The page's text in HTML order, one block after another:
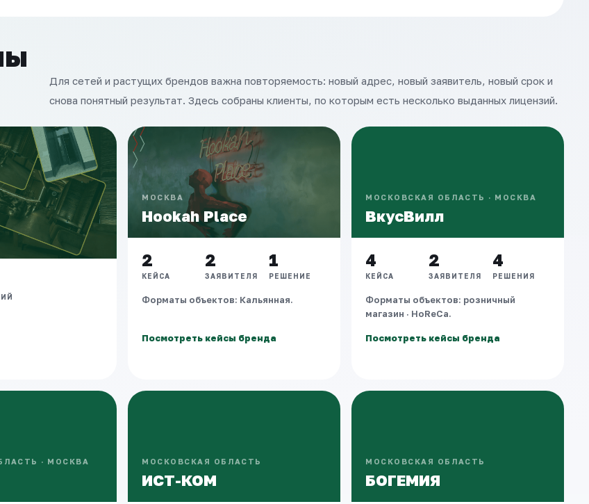
Для сетей и растущих брендов важна повторяемость: новый адрес, новый заявитель, новый срок и
снова понятный результат. Здесь собраны клиенты, по которым есть несколько выданных лицензий.
МОСКВА
Hookah Place
2
КЕЙСА
2
ЗАЯВИТЕЛЯ
1
РЕШЕНИЕ
Форматы объектов: Кальянная.
Посмотреть кейсы бренда
МОСКОВСКАЯ ОБЛАСТЬ · МОСКВА
ВкусВилл
4
КЕЙСА
2
ЗАЯВИТЕЛЯ
4
РЕШЕНИЯ
Форматы объектов: розничный
магазин · HoReCa.
Посмотреть кейсы бренда
· МОСКВА МОСКОВСКАЯ ОБЛАСТЬ
ИСТ-КОМ
МОСКОВСКАЯ ОБЛАСТЬ
БОГЕМИЯ